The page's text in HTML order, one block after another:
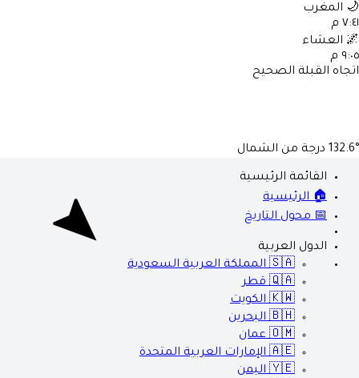
🌙 المغرب
٧:٤١ م
🌌 العشاء
٩:٠٥ م
اتجاه القبلة الصحيح
132.6° درجة من الشمال
القائمة الرئيسية
🏠 الرئيسية
📅 محول التاريخ
الدول العربية
🇸🇦 المملكة العربية السعودية
🇶🇦 قطر
🇰🇼 الكويت
🇧🇭 البحرين
🇴🇲 عمان
🇦🇪 الإمارات العربية المتحدة
🇾🇪 اليمن